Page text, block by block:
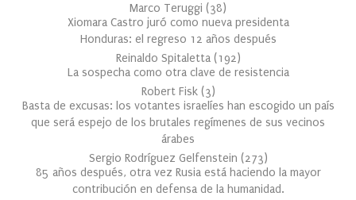
Marco Teruggi (38)
Xiomara Castro juró como nueva presidenta
Honduras: el regreso 12 años después
Reinaldo Spitaletta (192)
La sospecha como otra clave de resistencia
Robert Fisk (3)
Basta de excusas: los votantes israelíes han escogido un país
que será espejo de los brutales regímenes de sus vecinos
árabes
Sergio Rodríguez Gelfenstein (273)
85 años después, otra vez Rusia está haciendo la mayor
contribución en defensa de la humanidad.